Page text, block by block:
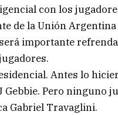
con los
de la Unión Argentina
importante
Antes lo
Gebbie. Pero ninguno
Gabriel Travaglini.